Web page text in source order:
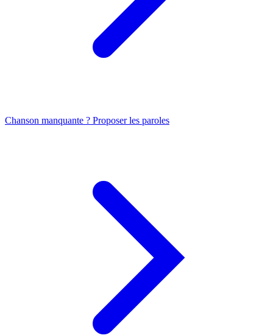
Chanson manquante ? Proposer les paroles